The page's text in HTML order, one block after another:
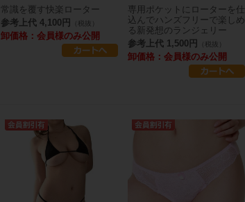
常識を覆す快楽ローター
参考上代 4,100円
（税抜）
卸価格：会員様のみ公開
専用ポケットにローターを仕
込んでハンズフリーで楽しめ
る新発想のランジェリー
参考上代 1,500円
（税抜）
卸価格：会員様のみ公開